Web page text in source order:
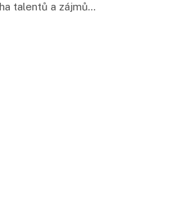
talentů a zájmů…